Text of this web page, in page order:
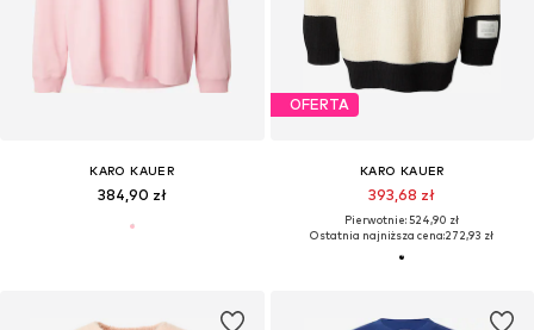
KARO KAUER
384,90 zł
OFERTA
KARO KAUER
393,68 zł
Pierwotnie: 524,90 zł
Ostatnia najniższa cena:272,93 zł